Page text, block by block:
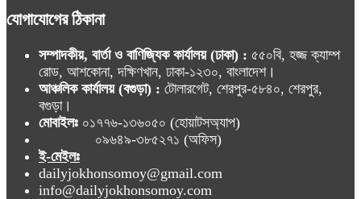
যোগাযোগের ঠিকানা
সম্পাদকীয়, বার্তা ও বাণিজ্যিক কার্যালয় (ঢাকা) : ৫৫০বি, হজ্জ ক্যাম্প
রোড, আশকোনা, দক্ষিণখান, ঢাকা-১২৩০, বাংলাদেশ।
আঞ্চলিক কার্যালয় (বগুড়া) : টোলারগেট, শেরপুর-৫৮৪০, শেরপুর,
বগুড়া।
মোবাইলঃ ০১৭৭৬-১৩৬০৫০ (হোয়াটসঅ্যাপ)
০৯৬৪৯-৩৮৫২৭১ (অফিস)
ই-মেইলঃ
dailyjokhonsomoy@gmail.com
info@dailyjokhonsomoy.com